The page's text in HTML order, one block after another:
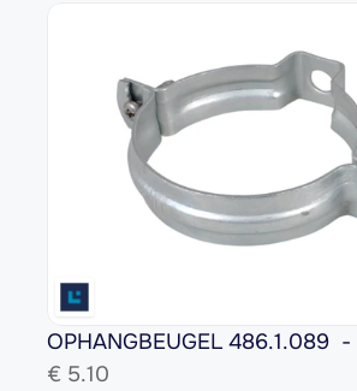
OPHANGBEUGEL 486.1.089
€ 5.10